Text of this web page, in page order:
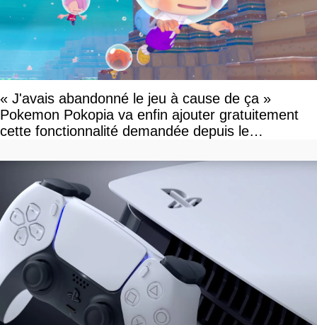
« J'avais abandonné le jeu à cause de ça »
Pokemon Pokopia va enfin ajouter gratuitement
cette fonctionnalité demandée depuis le